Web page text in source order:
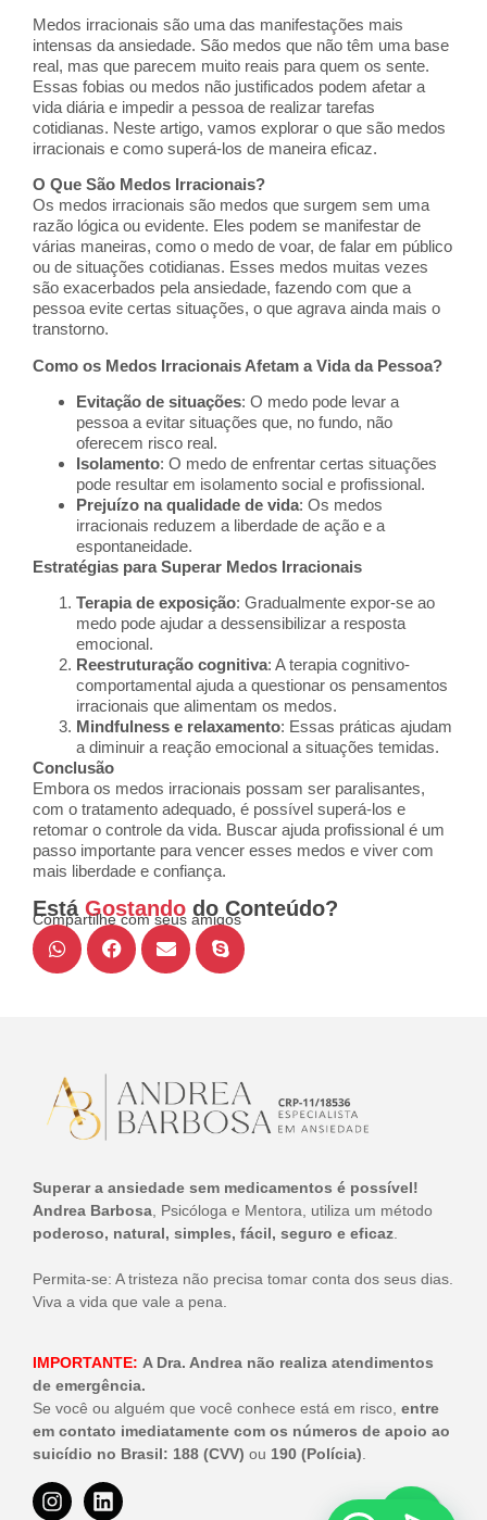
Medos irracionais são uma das manifestações mais
intensas da ansiedade. São medos que não têm uma base
real, mas que parecem muito reais para quem os sente.
Essas fobias ou medos não justificados podem afetar a
vida diária e impedir a pessoa de realizar tarefas
cotidianas. Neste artigo, vamos explorar o que são medos
irracionais e como superá-los de maneira eficaz.
O Que São Medos Irracionais?
Os medos irracionais são medos que surgem sem uma
razão lógica ou evidente. Eles podem se manifestar de
várias maneiras, como o medo de voar, de falar em público
ou de situações cotidianas. Esses medos muitas vezes
são exacerbados pela ansiedade, fazendo com que a
pessoa evite certas situações, o que agrava ainda mais o
transtorno.
Como os Medos Irracionais Afetam a Vida da Pessoa?
Evitação de situações: O medo pode levar a
pessoa a evitar situações que, no fundo, não
oferecem risco real.
Isolamento: O medo de enfrentar certas situações
pode resultar em isolamento social e profissional.
Prejuízo na qualidade de vida: Os medos
irracionais reduzem a liberdade de ação e a
espontaneidade.
Estratégias para Superar Medos Irracionais
Terapia de exposição: Gradualmente expor-se ao
medo pode ajudar a dessensibilizar a resposta
emocional.
Reestruturação cognitiva: A terapia cognitivo-
comportamental ajuda a questionar os pensamentos
irracionais que alimentam os medos.
Mindfulness e relaxamento: Essas práticas ajudam
a diminuir a reação emocional a situações temidas.
Conclusão
Embora os medos irracionais possam ser paralisantes,
com o tratamento adequado, é possível superá-los e
retomar o controle da vida. Buscar ajuda profissional é um
passo importante para vencer esses medos e viver com
mais liberdade e confiança.
Está Gostando do Conteúdo?
Compartilhe com seus amigos
Superar a ansiedade sem medicamentos é possível!
Andrea Barbosa , Psicóloga e Mentora, utiliza um método
poderoso, natural, simples, fácil, seguro e eficaz
Permita-se: A tristeza não precisa tomar conta dos seus dias.
Viva a vida que vale a pena.
IMPORTANTE: A Dra. Andrea não realiza atendimentos
de emergência.
Se você ou alguém que você conhece está em risco, entre
em contato imediatamente com os números de apoio ao
suicídio no Brasil: 188 (CVV) ou 190 (Polícia).